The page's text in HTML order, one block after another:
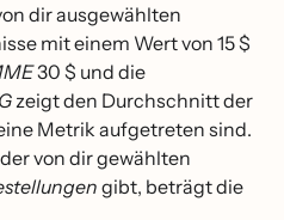
dir ausgewählten
mit einem Wert von 15 $
30 $ und die
zeigt den Durchschnitt der
Metrik aufgetreten sind.
von dir gewählten
gibt, beträgt die